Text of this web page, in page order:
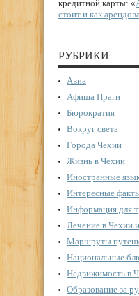
кредитной карты: «
стоит и как
РУБРИКИ
Авиа
Афиша Праги
Бюрократия
Вокруг света
Города Чехии
Жизнь в Чехии
Иностранные
Интересные
Информация для
Лечение в Чехии
Маршруты
Национальные
Недвижимость в
Образование за